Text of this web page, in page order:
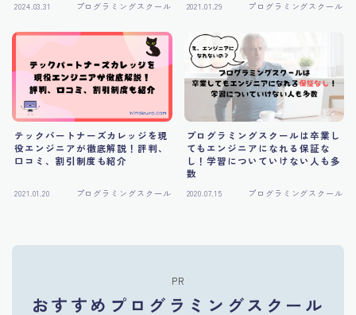
2024.03.31 プログラミングスクール 2021.01.29 プログラミングスクール
テックパートナーズカレッジを現
役エンジニアが徹底解説！評判、
口コミ、割引制度も紹介
2021.01.20 プログラミングスクール
プログラミングスクールは卒業し
てもエンジニアになれる保証な
し！学習についていけない人も多
数
2020.07.15 プログラミングスクール
PR
おすすめプログラミングスクール